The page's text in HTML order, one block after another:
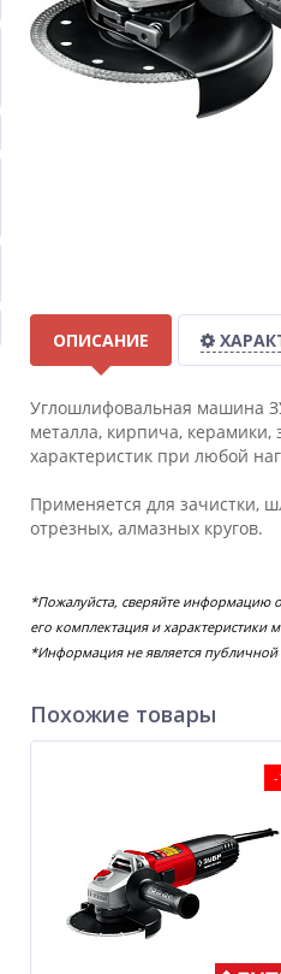
ОПИСАНИЕ
Углошлифовальная машина
металла, кирпича,
характеристик при любой
Применяется для зачистки,
отрезных, алмазных кругов.
*Пожалуйста, сверяйте
его комплектация и характеристики
*Информация не является
Похожие товары
-